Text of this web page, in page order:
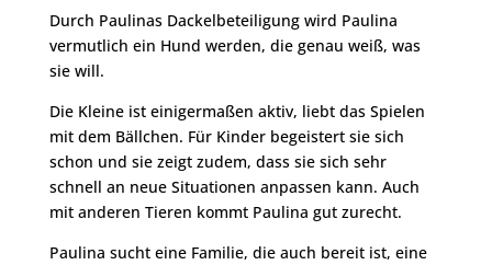
Durch Paulinas Dackelbeteiligung wird Paulina
vermutlich ein Hund werden, die genau weiß, was
sie will.
Die Kleine ist einigermaßen aktiv, liebt das Spielen
mit dem Bällchen. Für Kinder begeistert sie sich
schon und sie zeigt zudem, dass sie sich sehr
schnell an neue Situationen anpassen kann. Auch
mit anderen Tieren kommt Paulina gut zurecht.
Paulina sucht eine Familie, die auch bereit ist, eine